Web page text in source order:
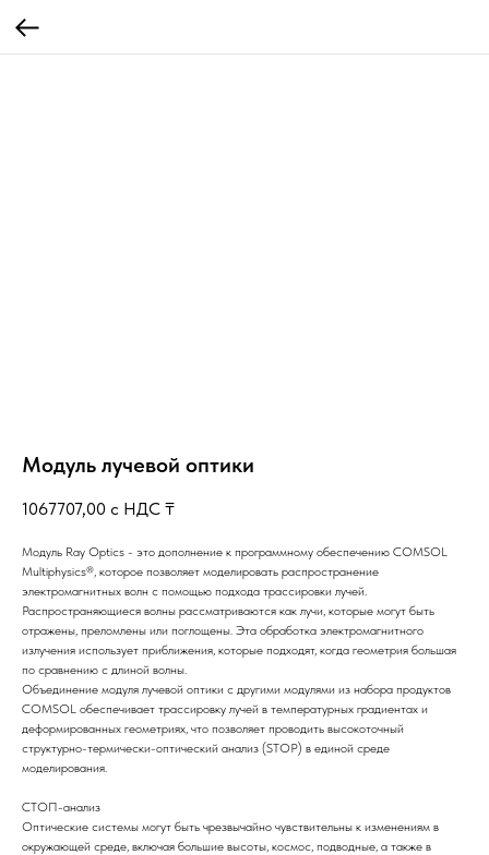
Модуль лучевой оптики
1067707,00 с НДС ₸
Модуль Ray Optics - это дополнение к программному обеспечению COMSOL
Multiphysics®, которое позволяет моделировать распространение
электромагнитных волн с помощью подхода трассировки лучей.
Распространяющиеся волны рассматриваются как лучи, которые могут быть
отражены, преломлены или поглощены. Эта обработка электромагнитного
излучения использует приближения, которые подходят, когда геометрия большая
по сравнению с длиной волны.
Объединение модуля лучевой оптики с другими модулями из набора продуктов
COMSOL обеспечивает трассировку лучей в температурных градиентах и
деформированных геометриях, что позволяет проводить высокоточный
структурно-термически-оптический анализ (STOP) в единой среде
моделирования.
СТОП-анализ
Оптические системы могут быть чрезвычайно чувствительны к изменениям в
окружающей среде, включая большие высоты, космос, подводные, а также в